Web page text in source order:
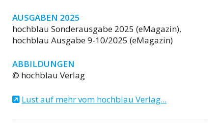
AUSGABEN 2025
hochblau Sonderausgabe 2025 (eMagazin),
hochblau Ausgabe 9-10/2025 (eMagazin)
ABBILDUNGEN
© hochblau Verlag
Lust auf mehr vom hochblau Verlag...